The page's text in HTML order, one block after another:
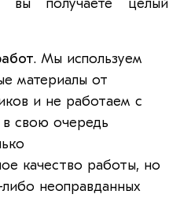
вы получаете целый
. Мы используем
материалы от
и не работаем с
свою очередь
качество работы, но
либо неоправданных